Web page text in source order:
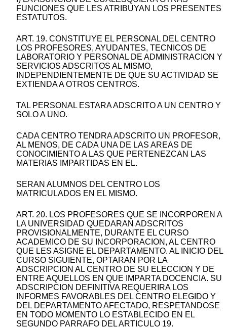
FUNCIONES QUE LES ATRIBUYAN LOS PRESENTES
ESTATUTOS.
ART. 19. CONSTITUYE EL PERSONAL DEL CENTRO
LOS PROFESORES, AYUDANTES, TECNICOS DE
LABORATORIO Y PERSONAL DE ADMINISTRACION Y
SERVICIOS ADSCRITOS AL MISMO,
INDEPENDIENTEMENTE DE QUE SU ACTIVIDAD SE
EXTIENDA A OTROS CENTROS.
TAL PERSONAL ESTARA ADSCRITO A UN CENTRO Y
SOLO A UNO.
CADA CENTRO TENDRA ADSCRITO UN PROFESOR,
AL MENOS, DE CADA UNA DE LAS AREAS DE
CONOCIMIENTO A LAS QUE PERTENEZCAN LAS
MATERIAS IMPARTIDAS EN EL.
SERAN ALUMNOS DEL CENTRO LOS
MATRICULADOS EN EL MISMO.
ART. 20. LOS PROFESORES QUE SE INCORPOREN A
LA UNIVERSIDAD QUEDARAN ADSCRITOS
PROVISIONALMENTE, DURANTE EL CURSO
ACADEMICO DE SU INCORPORACION, AL CENTRO
QUE LES ASIGNE EL DEPARTAMENTO. AL INICIO DEL
CURSO SIGUIENTE, OPTARAN POR LA
ADSCRIPCION AL CENTRO DE SU ELECCION Y DE
ENTRE AQUELLOS EN QUE IMPARTA DOCENCIA. SU
ADSCRIPCION DEFINITIVA REQUERIRA LOS
INFORMES FAVORABLES DEL CENTRO ELEGIDO Y
DEL DEPARTAMENTO AFECTADO, RESPETANDOSE
EN TODO MOMENTO LO ESTABLECIDO EN EL
SEGUNDO PARRAFO DEL ARTICULO 19.